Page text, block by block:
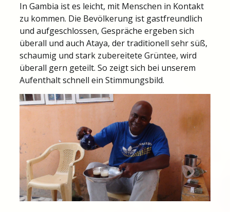
In Gambia ist es leicht, mit Menschen in Kontakt
zu kommen. Die Bevölkerung ist gastfreundlich
und aufgeschlossen, Gespräche ergeben sich
überall und auch Ataya, der traditionell sehr süß,
schaumig und stark zubereitete Grüntee, wird
überall gern geteilt. So zeigt sich bei unserem
Aufenthalt schnell ein Stimmungsbild.